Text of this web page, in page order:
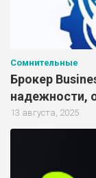
Сомнительные
Брокер
надежности,
13 августа, 2025